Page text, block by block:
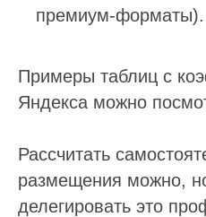
премиум-форматы).
Примеры таблиц с
Яндекса можно
Рассчитать
размещения можно,
делегировать это